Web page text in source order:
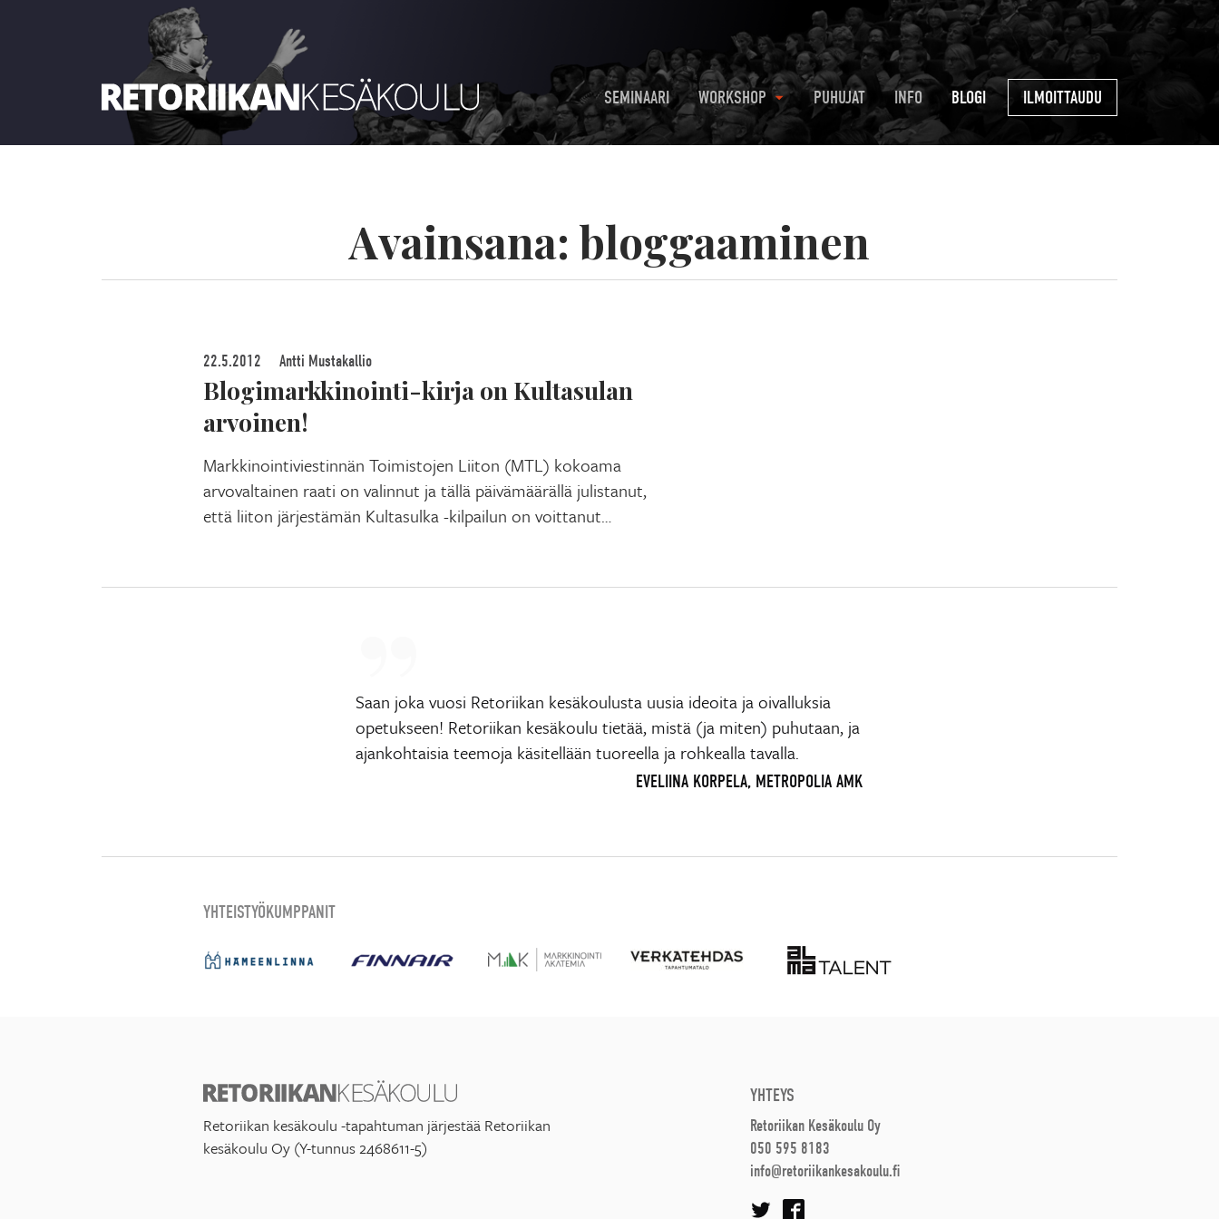
SEMINAARI WORKSHOP PUHUJAT INFO BLOGI ILMOITTAUDU
Avainsana: bloggaaminen
22.5.2012 Antti Mustakallio
Blogimarkkinointi-kirja on Kultasulan
arvoinen!
Markkinointiviestinnän Toimistojen Liiton (MTL) kokoama
arvovaltainen raati on valinnut ja tällä päivämäärällä julistanut,
että liiton järjestämän Kultasulka -kilpailun on voittanut…
Saan joka vuosi Retoriikan kesäkoulusta uusia ideoita ja oivalluksia
opetukseen! Retoriikan kesäkoulu tietää, mistä (ja miten) puhutaan, ja
ajankohtaisia teemoja käsitellään tuoreella ja rohkealla tavalla.
EVELIINA KORPELA, METROPOLIA AMK
YHTEISTYÖKUMPPANIT
Retoriikan kesäkoulu -tapahtuman järjestää Retoriikan
kesäkoulu Oy (Y-tunnus 2468611-5)
YHTEYS
Retoriikan Kesäkoulu Oy
050 595 8183
info@retoriikankesakoulu.fi